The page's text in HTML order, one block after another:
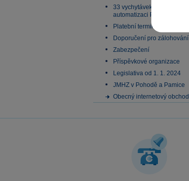
33 vychytávek pro
automatizaci Pohody
Platební terminály
Doporučení pro zálohování
Zabezpečení
Příspěvkové organizace
Legislativa od 1. 1. 2024
JMHZ v Pohodě a Pamice
Obecný internetový obchod